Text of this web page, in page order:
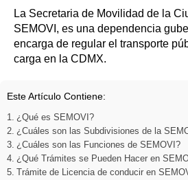
La Secretaria de Movilidad de la
SEMOVI, es una dependencia
encarga de regular el transporte
carga en la CDMX.
Este Artículo Contiene:
¿Qué es SEMOVI?
¿Cuáles son las Subdivisiones de la
¿Cuáles son las Funciones de SEMOVI?
¿Qué Trámites se Pueden Hacer en
Trámite de Licencia de conducir en